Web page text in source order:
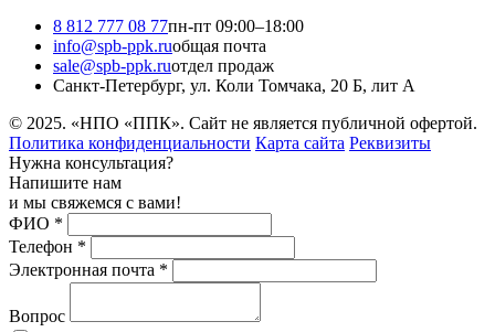
8 812 777 08 77пн-пт 09:00–18:00
info@spb-ppk.ruобщая почта
sale@spb-ppk.ruотдел продаж
Санкт-Петербург, ул. Коли Томчака, 20 Б, лит А
© 2025. «НПО «ППК». Сайт не является публичной офертой.
Политика конфиденциальности Карта сайта Реквизиты
Нужна консультация?
Напишите нам
и мы свяжемся с вами!
ФИО *
Телефон *
Электронная почта *
Вопрос